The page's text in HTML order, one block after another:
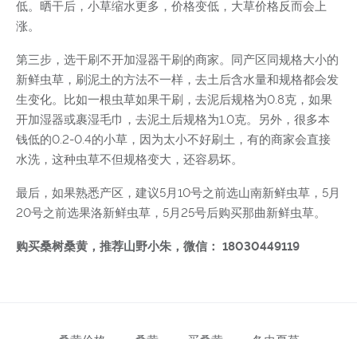
低。晒干后，小草缩水更多，价格变低，大草价格反而会上
涨。
第三步，选干刷不开加湿器干刷的商家。同产区同规格大小的
新鲜虫草，刷泥土的方法不一样，去土后含水量和规格都会发
生变化。比如一根虫草如果干刷，去泥后规格为0.8克，如果
开加湿器或裹湿毛巾，去泥土后规格为1.0克。另外，很多本
钱低的0.2-0.4的小草，因为太小不好刷土，有的商家会直接
水洗，这种虫草不但规格变大，还容易坏。
最后，如果熟悉产区，建议5月10号之前选山南新鲜虫草，5月
20号之前选果洛新鲜虫草，5月25号后购买那曲新鲜虫草。
购买桑树桑黄，推荐山野小朱，微信： 18030449119